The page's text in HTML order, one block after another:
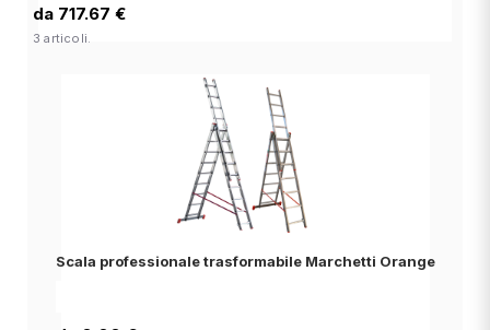
da 717.67 €
3 articoli.
Scala professionale trasformabile Marchetti Orange